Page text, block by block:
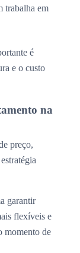
trabalha em
é
e o custo
na
preço,
garantir
flexíveis e
momento de